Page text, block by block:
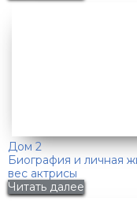
Дом 2
Биография и личная
вес актрисы
Читать далее